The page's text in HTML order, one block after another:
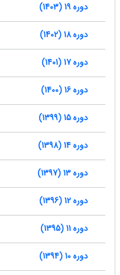
دوره 19 (1403)
دوره 18 (1402)
دوره 17 (1401)
دوره 16 (1400)
دوره 15 (1399)
دوره 14 (1398)
دوره 13 (1397)
دوره 12 (1396)
دوره 11 (1395)
دوره 10 (1394)